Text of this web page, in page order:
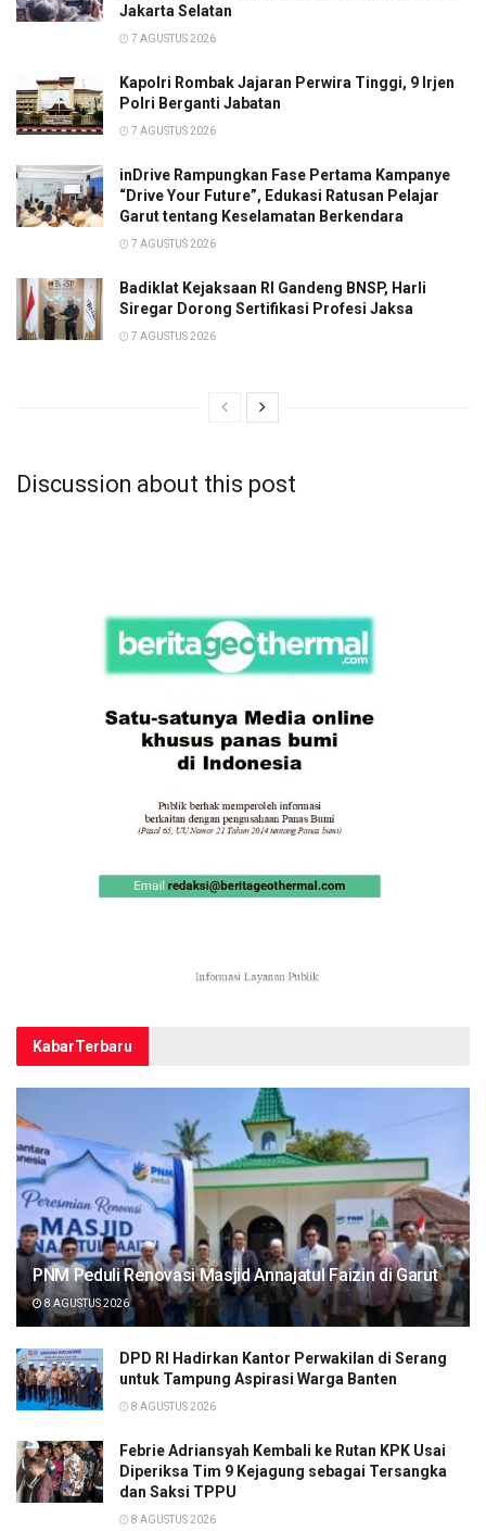
Jakarta Selatan
7 AGUSTUS 2026
Kapolri Rombak Jajaran Perwira Tinggi, 9 Irjen
Polri Berganti Jabatan
7 AGUSTUS 2026
inDrive Rampungkan Fase Pertama Kampanye
“Drive Your Future”, Edukasi Ratusan Pelajar
Garut tentang Keselamatan Berkendara
7 AGUSTUS 2026
Badiklat Kejaksaan RI Gandeng BNSP, Harli
Siregar Dorong Sertifikasi Profesi Jaksa
7 AGUSTUS 2026
Discussion about this post
KabarTerbaru
PNM Peduli Renovasi Masjid Annajatul Faizin di Garut
8 AGUSTUS 2026
DPD RI Hadirkan Kantor Perwakilan di Serang
untuk Tampung Aspirasi Warga Banten
8 AGUSTUS 2026
Febrie Adriansyah Kembali ke Rutan KPK Usai
Diperiksa Tim 9 Kejagung sebagai Tersangka
dan Saksi TPPU
8 AGUSTUS 2026